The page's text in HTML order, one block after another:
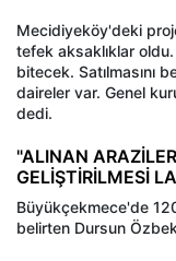
Mecidiyeköy'deki
tefek aksaklıklar
bitecek. Satılmasını
daireler var. Genel
dedi.
"ALINAN
GELİŞTİRİLMESİ
Büyükçekmece'de
belirten Dursun